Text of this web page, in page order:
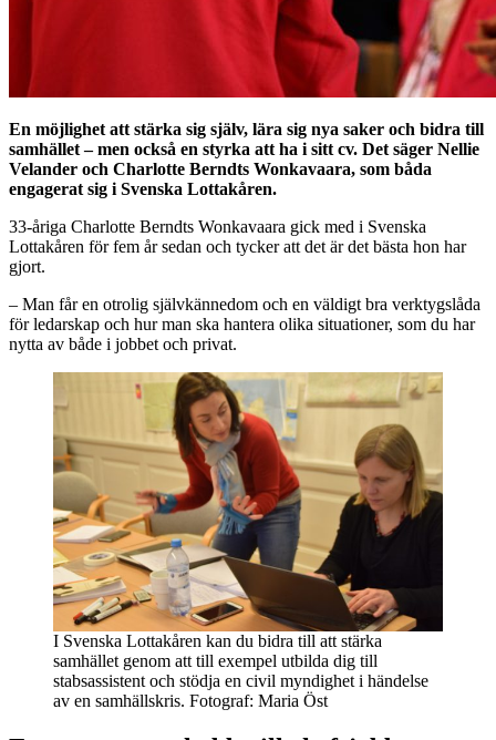
En möjlighet att stärka sig själv, lära sig nya saker och bidra till
samhället – men också en styrka att ha i sitt cv. Det säger Nellie
Velander och Charlotte Berndts Wonkavaara, som båda
engagerat sig i Svenska Lottakåren.
33-åriga Charlotte Berndts Wonkavaara gick med i Svenska
Lottakåren för fem år sedan och tycker att det är det bästa hon har
gjort.
– Man får en otrolig självkännedom och en väldigt bra verktygslåda
för ledarskap och hur man ska hantera olika situationer, som du har
nytta av både i jobbet och privat.
I Svenska Lottakåren kan du bidra till att stärka
samhället genom att till exempel utbilda dig till
stabsassistent och stödja en civil myndighet i händelse
av en samhällskris. Fotograf: Maria Öst